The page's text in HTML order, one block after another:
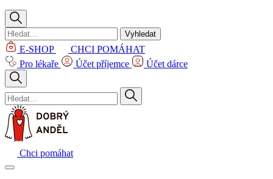
Vyhledat
E-SHOP
CHCI POMÁHAT
Pro lékaře
Účet příjemce Účet dárce
Chci pomáhat